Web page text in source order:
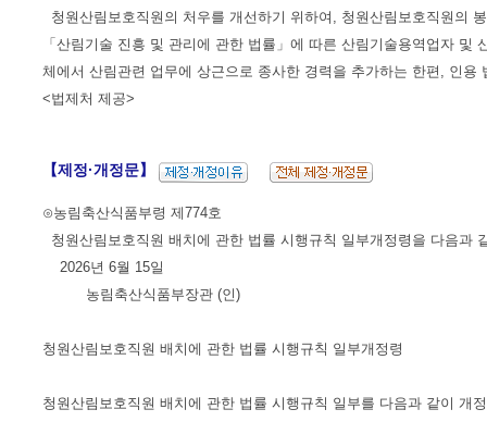
청원산림보호직원의 처우를 개선하기 위하여, 청원산림보호직원의
「산림기술 진흥 및 관리에 관한 법률」에 따른 산림기술용역업자
체에서 산림관련 업무에 상근으로 종사한 경력을 추가하는 한편, 인
<법제처 제공>
【제정·개정문】
⊙농림축산식품부령 제774호
청원산림보호직원 배치에 관한 법률 시행규칙 일부개정령을 다음과
2026년 6월 15일
농림축산식품부장관 (인)
청원산림보호직원 배치에 관한 법률 시행규칙 일부개정령
청원산림보호직원 배치에 관한 법률 시행규칙 일부를 다음과 같이 개